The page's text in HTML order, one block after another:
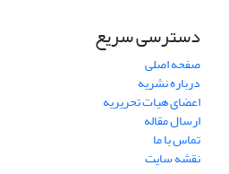
دسترسی سریع
صفحه اصلی
درباره نشریه
اعضای هیات تحریریه
ارسال مقاله
تماس با ما
نقشه سایت